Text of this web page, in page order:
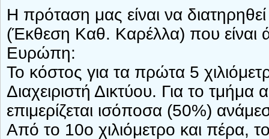
Η πρόταση μας είναι να
(Έκθεση Καθ. Καρέλλα) που είναι
Ευρώπη:
Το κόστος για τα πρώτα 5
Διαχειριστή Δικτύου. Για το
επιμερίζεται ισόποσα (50%)
Από το 10ο χιλιόμετρο και πέρα,